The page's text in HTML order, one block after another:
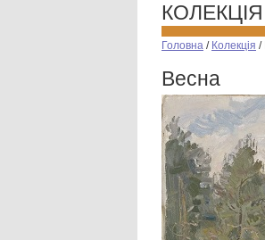
КОЛЕКЦІЯ
Головна / Колекція /
Весна